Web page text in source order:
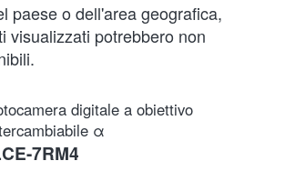
paese o dell'area geografica,
visualizzati potrebbero non
digitale a obiettivo
α
7RM4